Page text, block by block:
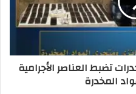
تضبط العناصر الأجرامية
المخدرة